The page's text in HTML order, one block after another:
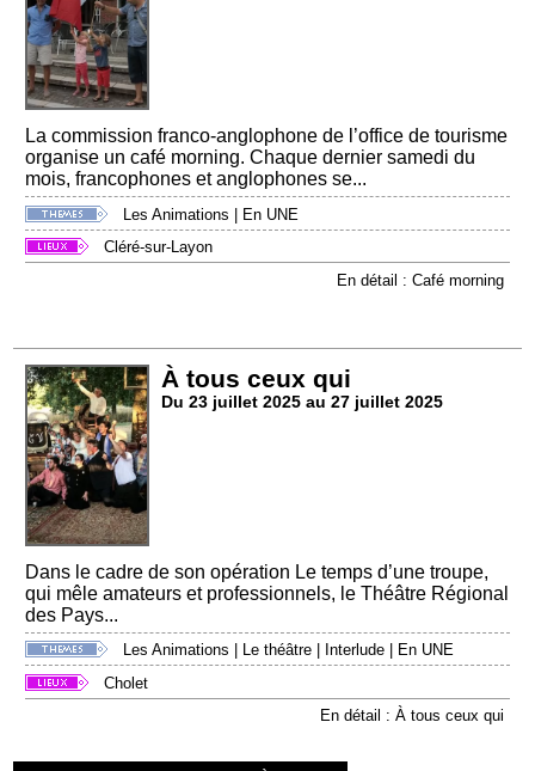
La commission franco-anglophone de l’office de tourisme
organise un café morning. Chaque dernier samedi du
mois, francophones et anglophones se...
Les Animations | En UNE
Cléré-sur-Layon
En détail : Café morning
À tous ceux qui
Du 23 juillet 2025 au 27 juillet 2025
Dans le cadre de son opération Le temps d’une troupe,
qui mêle amateurs et professionnels, le Théâtre Régional
des Pays...
Les Animations Le théâtre Interlude
En UNE
Cholet
En détail : À tous ceux qui